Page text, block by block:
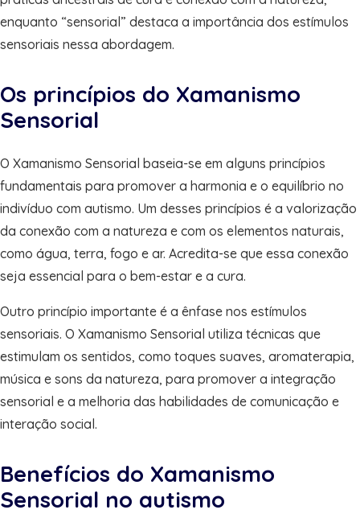
enquanto “sensorial” destaca a importância dos estímulos
sensoriais nessa abordagem.
Os princípios do Xamanismo
Sensorial
O Xamanismo Sensorial baseia-se em alguns princípios
fundamentais para promover a harmonia e o equilíbrio no
indivíduo com autismo. Um desses princípios é a valorização
da conexão com a natureza e com os elementos naturais,
como água, terra, fogo e ar. Acredita-se que essa conexão
seja essencial para o bem-estar e a cura.
Outro princípio importante é a ênfase nos estímulos
sensoriais. O Xamanismo Sensorial utiliza técnicas que
estimulam os sentidos, como toques suaves, aromaterapia,
música e sons da natureza, para promover a integração
sensorial e a melhoria das habilidades de comunicação e
interação social.
Benefícios do Xamanismo
Sensorial no autismo